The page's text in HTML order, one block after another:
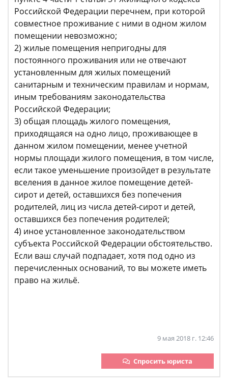
Российской Федерации перечнем, при которой
совместное проживание с ними в одном жилом
помещении невозможно;
2) жилые помещения непригодны для
постоянного проживания или не отвечают
установленным для жилых помещений
санитарным и техническим правилам и нормам,
иным требованиям законодательства
Российской Федерации;
3) общая площадь жилого помещения,
приходящаяся на одно лицо, проживающее в
данном жилом помещении, менее учетной
нормы площади жилого помещения, в том числе,
если такое уменьшение произойдет в результате
вселения в данное жилое помещение детей-
сирот и детей, оставшихся без попечения
родителей, лиц из числа детей-сирот и детей,
оставшихся без попечения родителей;
4) иное установленное законодательством
субъекта Российской Федерации обстоятельство.
Если ваш случай подпадает, хотя под одно из
перечисленных оснований, то вы можете иметь
право на жильё.
9 мая 2018 г. 12:46
Спросить юриста